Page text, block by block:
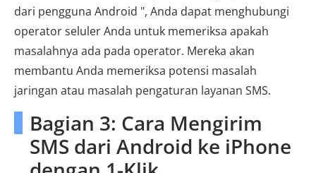
dari pengguna Android ", Anda dapat menghubungi
operator seluler Anda untuk memeriksa apakah
masalahnya ada pada operator. Mereka akan
membantu Anda memeriksa potensi masalah
jaringan atau masalah pengaturan layanan SMS.
Bagian 3: Cara Mengirim
SMS dari Android ke iPhone